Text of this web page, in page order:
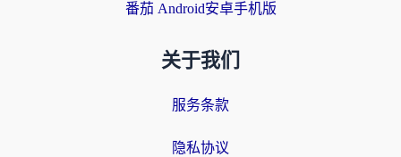
番茄 Android安卓手机版
关于我们
服务条款
隐私协议